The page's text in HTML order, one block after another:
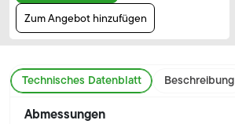
Zum Angebot hinzufügen
Technisches Datenblatt Beschreibung
Abmessungen